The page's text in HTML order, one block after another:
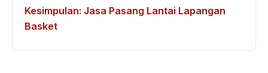
Kesimpulan: Jasa Pasang Lantai Lapangan
Basket